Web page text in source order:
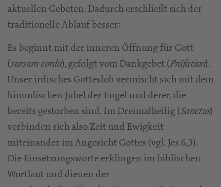
aktuellen Gebeten. Dadurch erschließt sich der
traditionelle Ablauf besser:
Es beginnt mit der inneren Öffnung für Gott
(sursum corda), gefolgt vom Dankgebet (Präfation).
Unser irdisches Gotteslob vermischt sich mit dem
himmlischen Jubel der Engel und derer, die
bereits gestorben sind. Im Dreimalheilig (Sanctus)
verbinden sich also Zeit und Ewigkeit
miteinander im Angesicht Gottes (vgl. Jes 6,3).
Die Einsetzungsworte erklingen im biblischen
Wortlaut und dienen der